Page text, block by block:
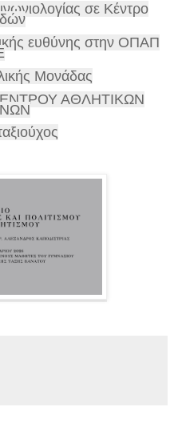
σε Κέντρο
ευθύνης στην ΟΠΑΠ
Μονάδας
ΑΘΛΗΤΙΚΩΝ